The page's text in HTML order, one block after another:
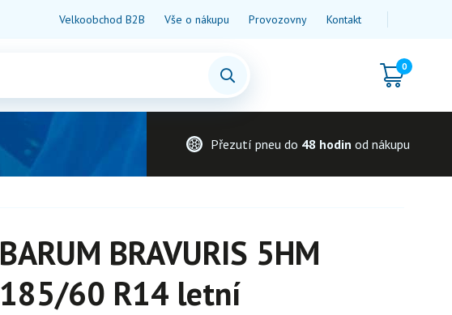
Velkoobchod B2B Vše o nákupu Provozovny Kontakt
0
Přezutí pneu do 48 hodin od nákupu
BARUM BRAVURIS 5HM
185/60 R14 letní